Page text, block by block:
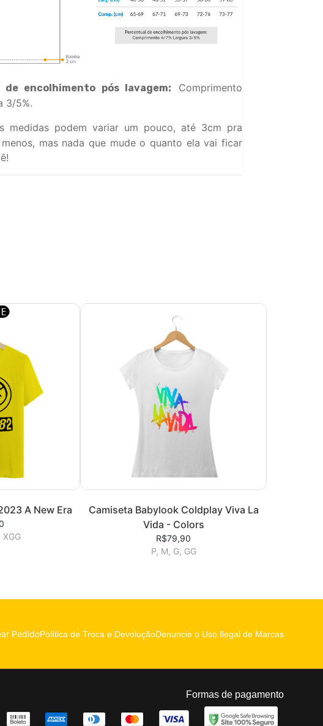
de encolhimento pós lavagem:
Comprimento
3/5%.
medidas podem variar um pouco, até 3cm pra
mas nada que mude o quanto ela vai ficar
A New Era
XGG
Camiseta Babylook Coldplay Viva La
Vida - Colors
R$79,90
P, M, G, GG
PedidoPolítica de Troca e DevoluçãoDenuncie o Uso Ilegal de Marcas
Formas de pagamento